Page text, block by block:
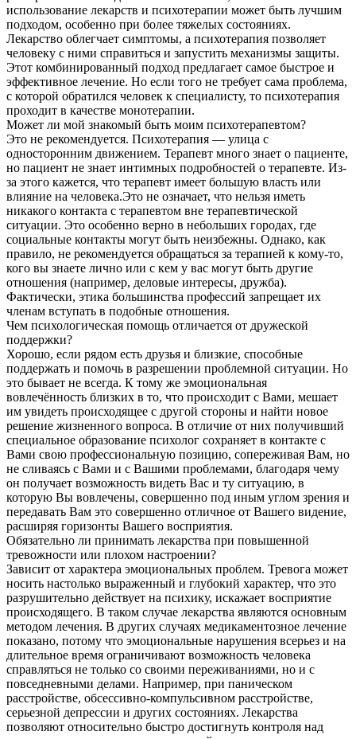
использование лекарств и психотерапии может быть лучшим
подходом, особенно при более тяжелых состояниях.
Лекарство облегчает симптомы, а психотерапия позволяет
человеку с ними справиться и запустить механизмы защиты.
Этот комбинированный подход предлагает самое быстрое и
эффективное лечение. Но если того не требует сама проблема,
с которой обратился человек к специалисту, то психотерапия
проходит в качестве монотерапии.
Может ли мой знакомый быть моим психотерапевтом?
Это не рекомендуется. Психотерапия — улица с
односторонним движением. Терапевт много знает о пациенте,
но пациент не знает интимных подробностей о терапевте. Из-
за этого кажется, что терапевт имеет большую власть или
влияние на человека.Это не означает, что нельзя иметь
никакого контакта с терапевтом вне терапевтической
ситуации. Это особенно верно в небольших городах, где
социальные контакты могут быть неизбежны. Однако, как
правило, не рекомендуется обращаться за терапией к кому-то,
кого вы знаете лично или с кем у вас могут быть другие
отношения (например, деловые интересы, дружба).
Фактически, этика большинства профессий запрещает их
членам вступать в подобные отношения.
Чем психологическая помощь отличается от дружеской
поддержки?
Хорошо, если рядом есть друзья и близкие, способные
поддержать и помочь в разрешении проблемной ситуации. Но
это бывает не всегда. К тому же эмоциональная
вовлечённость близких в то, что происходит с Вами, мешает
им увидеть происходящее с другой стороны и найти новое
решение жизненного вопроса. В отличие от них получивший
специальное образование психолог сохраняет в контакте с
Вами свою профессиональную позицию, сопереживая Вам, но
не сливаясь с Вами и с Вашими проблемами, благодаря чему
он получает возможность видеть Вас и ту ситуацию, в
которую Вы вовлечены, совершенно под иным углом зрения и
передавать Вам это совершенно отличное от Вашего видение,
расширяя горизонты Вашего восприятия.
Обязательно ли принимать лекарства при повышенной
тревожности или плохом настроении?
Зависит от характера эмоциональных проблем. Тревога может
носить настолько выраженный и глубокий характер, что это
разрушительно действует на психику, искажает восприятие
происходящего. В таком случае лекарства являются основным
методом лечения. В других случаях медикаментозное лечение
показано, потому что эмоциональные нарушения всерьез и на
длительное время ограничивают возможность человека
справляться не только со своими переживаниями, но и с
повседневными делами. Например, при паническом
расстройстве, обсессивно-компульсивном расстройстве,
серьезной депрессии и других состояниях. Лекарства
позволяют относительно быстро достигнуть контроля над